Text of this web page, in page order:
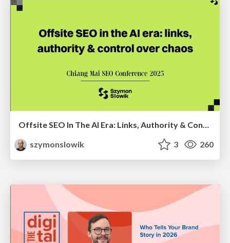
Offsite SEO In The AI Era: Links, Authority & Control Over Chaos (Chiang Mai SEO Conference 2025)
szymonslowik
3 260